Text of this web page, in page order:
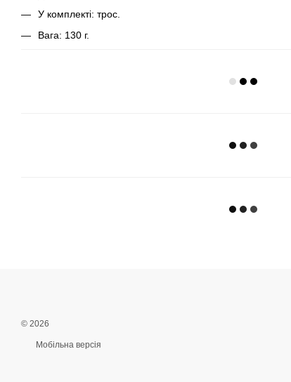
У комплекті: трос.
Вага: 130 г.
© 2026
Мобільна версія